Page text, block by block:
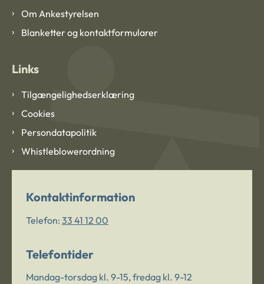
Om Ankestyrelsen
Blanketter og kontaktformularer
Links
Tilgængelighedserklæring
Cookies
Persondatapolitik
Whistleblowerordning
Kontaktinformation
Telefon: 33 41 12 00
Telefontider
Mandag-torsdag kl. 9-15, fredag kl. 9-12